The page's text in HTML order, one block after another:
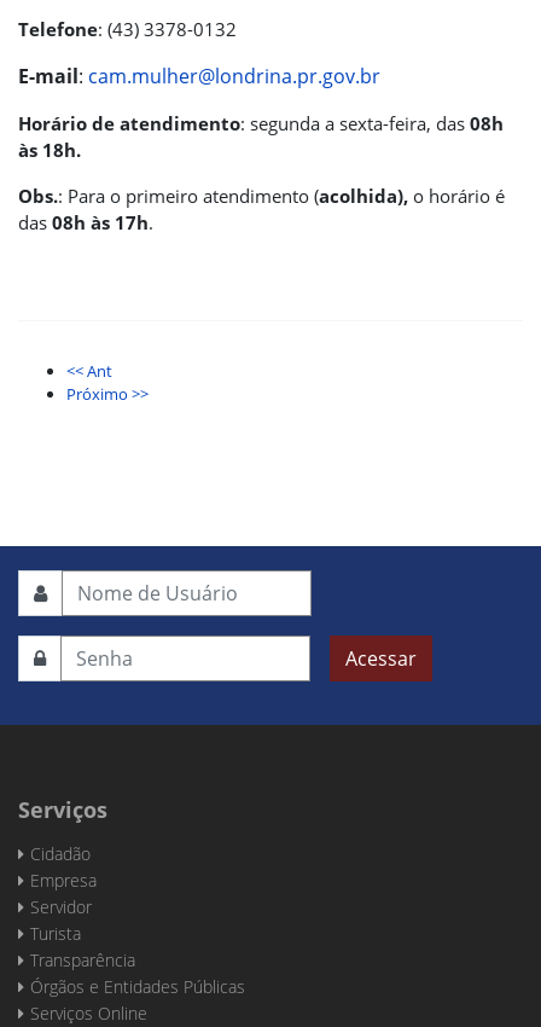
Telefone: (43) 3378-0132
E-mail: cam.mulher@londrina.pr.gov.br
Horário de atendimento: segunda a sexta-feira, das 08h
às 18h.
Obs.: Para o primeiro atendimento (acolhida), o horário é
das 08h às 17h.
<< Ant
Próximo >>
Acessar
Serviços
Cidadão
Empresa
Servidor
Turista
Transparência
Órgãos e Entidades Públicas
Serviços Online